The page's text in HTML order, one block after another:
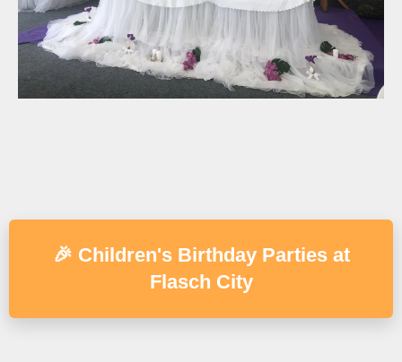
🎉 Children's Birthday Parties at
Flasch City